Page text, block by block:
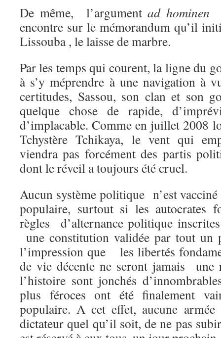
De même, l’argument ad hominen
encontre sur le mémorandum qu’il
Lissouba , le laisse de marbre.
Par les temps qui courent, la ligne du
à s’y méprendre à une navigation à
certitudes, Sassou, son clan et son
quelque chose de rapide,
d’implacable. Comme en juillet 2008
Tchystère Tchikaya, le vent qui
viendra pas forcément des partis
dont le réveil a toujours été cruel.
Aucun système politique n’est
populaire, surtout si les autocrates
règles d’alternance politique
une constitution validée par tout
l’impression que les libertés
de vie décente ne seront jamais une
l’histoire sont jonchés
plus féroces ont été finalement
populaire. A cet effet, aucune
dictateur quel qu’il soit, de ne pas